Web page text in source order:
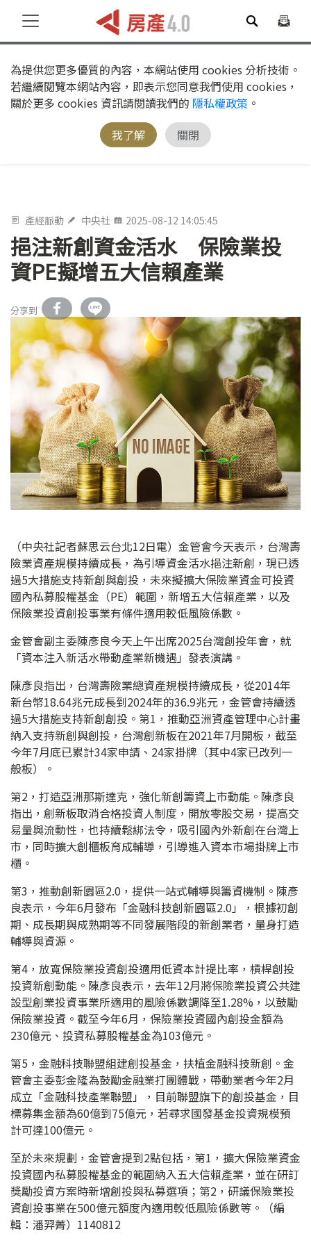
為提供您更多優質的內容，本網站使用 cookies 分析技術。
若繼續閱覽本網站內容，即表示您同意我們使用 cookies，
關於更多 cookies 資訊請閱讀我們的 隱私權政策 。
我了解
關閉
產經脈動 中央社 2025-08-12 14:05:45
挹注新創資金活水 保險業投
資PE擬增五大信賴產業
分享到
（中央社記者蘇思云台北12日電）金管會今天表示，台灣壽
險業資產規模持續成長，為引導資金活水挹注新創，現已透
過5大措施支持新創與創投，未來擬擴大保險業資金可投資
國內私募股權基金（PE）範圍，新增五大信賴產業，以及
保險業投資創投事業有條件適用較低風險係數。
金管會副主委陳彥良今天上午出席2025台灣創投年會，就
「資本注入新活水帶動產業新機遇」發表演講。
陳彥良指出，台灣壽險業總資產規模持續成長，從2014年
新台幣18.64兆元成長到2024年的36.9兆元，金管會持續透
過5大措施支持新創創投。第1，推動亞洲資產管理中心計畫
納入支持新創與創投，台灣創新板在2021年7月開板，截至
今年7月底已累計34家申請、24家掛牌（其中4家已改列一
般板）。
第2，打造亞洲那斯達克，強化新創籌資上市動能。陳彥良
指出，創新板取消合格投資人制度，開放零股交易，提高交
易量與流動性，也持續鬆綁法令，吸引國內外新創在台灣上
市，同時擴大創櫃板育成輔導，引導進入資本市場掛牌上市
櫃。
第3，推動創新園區2.0，提供一站式輔導與籌資機制。陳彥
良表示，今年6月發布「金融科技創新園區2.0」，根據初創
期、成長期與成熟期等不同發展階段的新創業者，量身打造
輔導與資源。
第4，放寬保險業投資創投適用低資本計提比率，槓桿創投
投資新創動能。陳彥良表示，去年12月將保險業投資公共建
設型創業投資事業所適用的風險係數調降至1.28%，以鼓勵
保險業投資。截至今年6月，保險業投資國內創投金額為
230億元、投資私募股權基金為103億元。
第5，金融科技聯盟組建創投基金，扶植金融科技新創。金
管會主委彭金隆為鼓勵金融業打團體戰，帶動業者今年2月
成立「金融科技產業聯盟」，目前聯盟旗下的創投基金，目
標募集金額為60億到75億元，若尋求國發基金投資規模預
計可達100億元。
至於未來規劃，金管會提到2點包括，第1，擴大保險業資金
投資國內私募股權基金的範圍納入五大信賴產業，並在研訂
獎勵投資方案時新增創投與私募選項；第2，研議保險業投
資創投事業在500億元額度內適用較低風險係數等。（編
輯：潘羿菁）1140812